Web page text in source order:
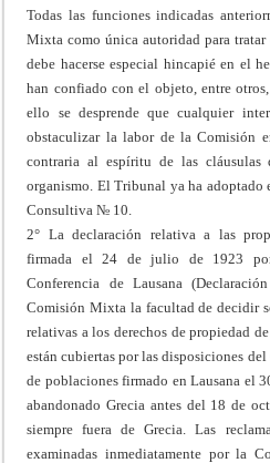
Todas las funciones indicadas
Mixta como única autoridad para
debe hacerse especial hincapié en el
han confiado con el objeto, entre
ello se desprende que cualquier
obstaculizar la labor de la Comisión
contraria al espíritu de las cláusulas
organismo. El Tribunal ya ha adoptado
Consultiva № 10.
2° La declaración relativa a las
firmada el 24 de julio de 1923
Conferencia de Lausana
Comisión Mixta la facultad de decidir
relativas a los derechos de propiedad
están cubiertas por las disposiciones
de poblaciones firmado en Lausana el
abandonado Grecia antes del 18 de
siempre fuera de Grecia. Las
examinadas inmediatamente por la